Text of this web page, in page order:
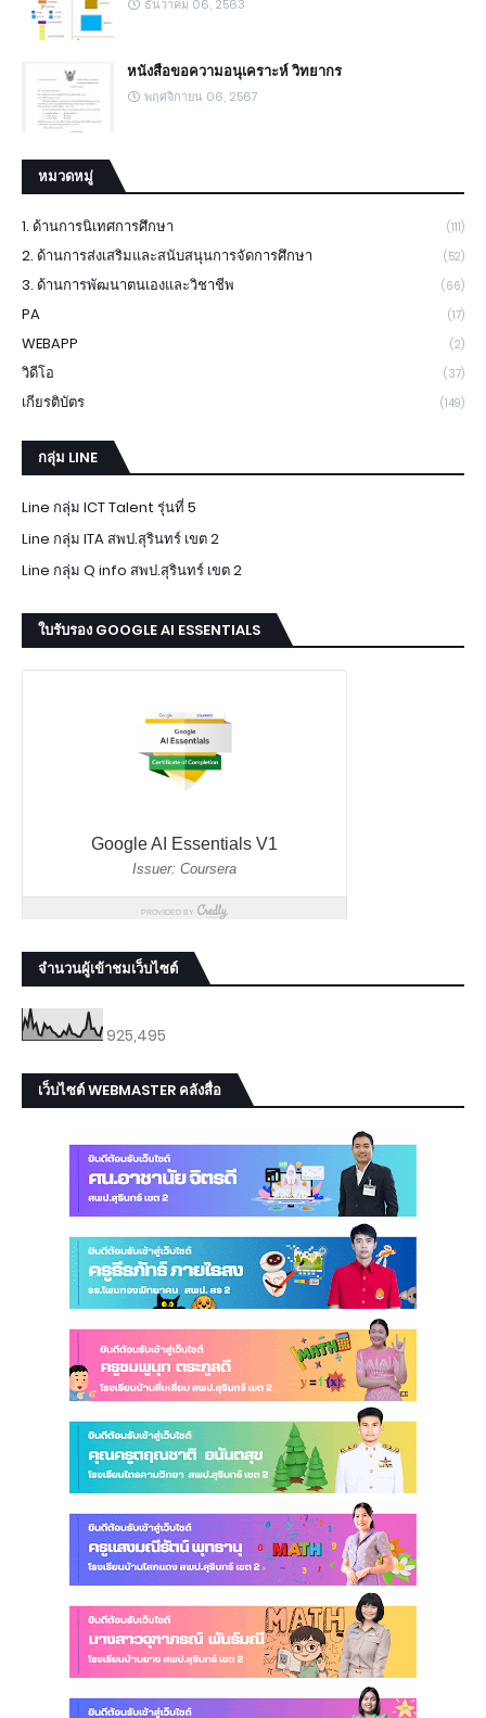
ธันวาคม 06, 2563
หนังสือขอความอนุเคราะห์ วิทยากร
พฤศจิกายน 06, 2567
หมวดหมู่
1. ด้านการนิเทศการศึกษา (111)
2. ด้านการส่งเสริมและสนับสนุนการจัดการศึกษา (52)
3. ด้านการพัฒนาตนเองและวิชาชีพ (66)
PA (17)
WEBAPP (2)
วิดีโอ (37)
เกียรติบัตร (149)
กลุ่ม LINE
Line กลุ่ม ICT Talent รุ่นที่ 5
Line กลุ่ม ITA สพป.สุรินทร์ เขต 2
Line กลุ่ม Q info สพป.สุรินทร์ เขต 2
ใบรับรอง GOOGLE AI ESSENTIALS
จำนวนผู้เข้าชมเว็บไซต์
925,495
เว็บไซต์ WEBMASTER คลังสื่อ